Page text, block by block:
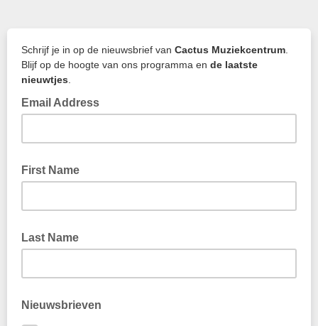
Schrijf je in op de nieuwsbrief van Cactus Muziekcentrum
Blijf op de hoogte van ons programma en de laatste
nieuwtjes
Email Address
First Name
Last Name
Nieuwsbrieven